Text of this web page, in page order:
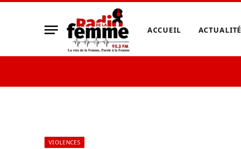
ACCUEIL ACTUALITÉ
VIOLENCES